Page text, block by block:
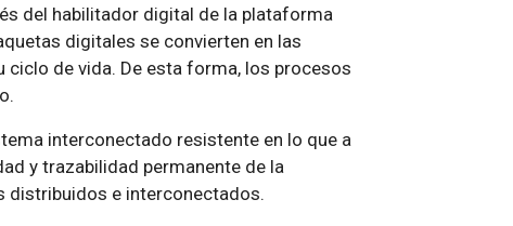
del habilitador digital de la plataforma
digitales se convierten en las
de vida. De esta forma, los procesos
interconectado resistente en lo que a
y trazabilidad permanente de la
distribuidos e interconectados.